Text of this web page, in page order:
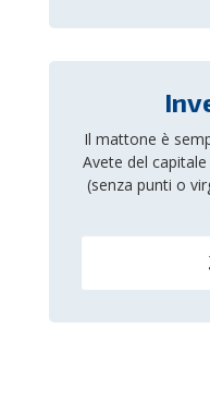
Il mattone è
Avete del
(senza punti o